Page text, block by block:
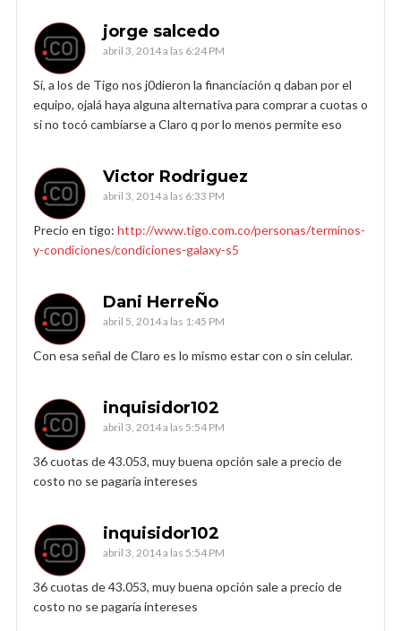
jorge salcedo
abril 3, 2014 a las 6:24 PM
Sí, a los de Tigo nos j0dieron la financiación q daban por el
equipo, ojalá haya alguna alternativa para comprar a cuotas o
si no tocó cambiarse a Claro q por lo menos permite eso
Victor Rodriguez
abril 3, 2014 a las 6:33 PM
Precio en tigo: http://www.tigo.com.co/personas/terminos-
y-condiciones/condiciones-galaxy-s5
Dani HerreÑo
abril 5, 2014 a las 1:45 PM
Con esa señal de Claro es lo mismo estar con o sin celular.
inquisidor102
abril 3, 2014 a las 5:54 PM
36 cuotas de 43.053, muy buena opción sale a precio de
costo no se pagaría intereses
inquisidor102
abril 3, 2014 a las 5:54 PM
36 cuotas de 43.053, muy buena opción sale a precio de
costo no se pagaría intereses